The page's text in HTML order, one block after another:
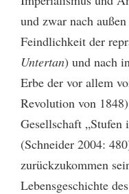
und zwar nach
Feindlichkeit der
Untertan) und nach
Erbe der vor allem
Revolution von
Gesellschaft „Stufen
(Schneider 2004:
zurückzukommen
Lebensgeschichte